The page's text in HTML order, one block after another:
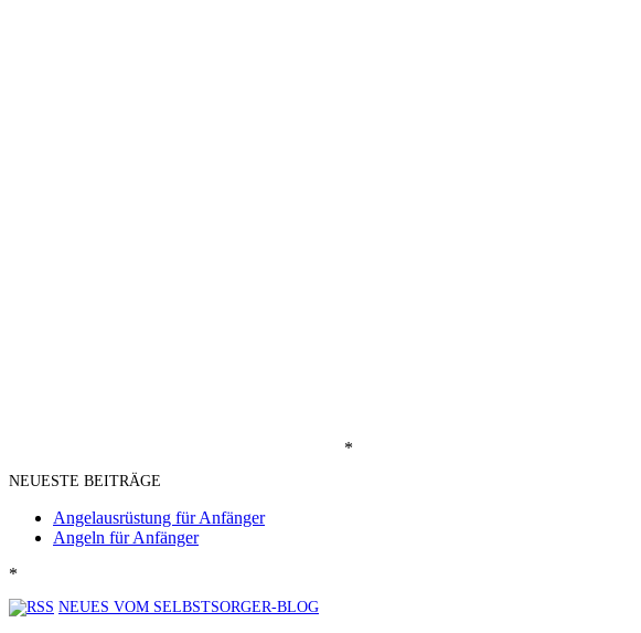
*
NEUESTE BEITRÄGE
Angelausrüstung für Anfänger
Angeln für Anfänger
*
NEUES VOM SELBSTSORGER-BLOG